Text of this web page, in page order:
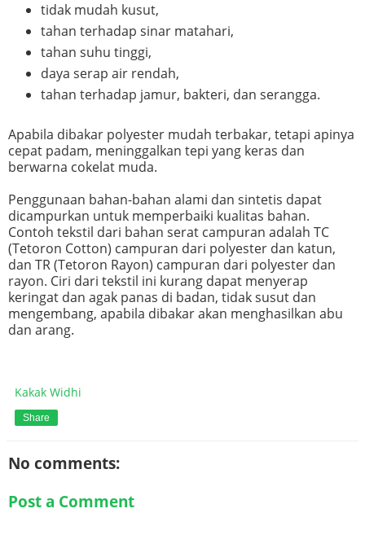
tidak mudah kusut,
tahan terhadap sinar matahari,
tahan suhu tinggi,
daya serap air rendah,
tahan terhadap jamur, bakteri, dan serangga.
Apabila dibakar polyester mudah terbakar, tetapi apinya
cepat padam, meninggalkan tepi yang keras dan
berwarna cokelat muda.
Penggunaan bahan-bahan alami dan sintetis dapat
dicampurkan untuk memperbaiki kualitas bahan.
Contoh tekstil dari bahan serat campuran adalah TC
(Tetoron Cotton) campuran dari polyester dan katun,
dan TR (Tetoron Rayon) campuran dari polyester dan
rayon. Ciri dari tekstil ini kurang dapat menyerap
keringat dan agak panas di badan, tidak susut dan
mengembang, apabila dibakar akan menghasilkan abu
dan arang.
Kakak Widhi
Share
No comments:
Post a Comment